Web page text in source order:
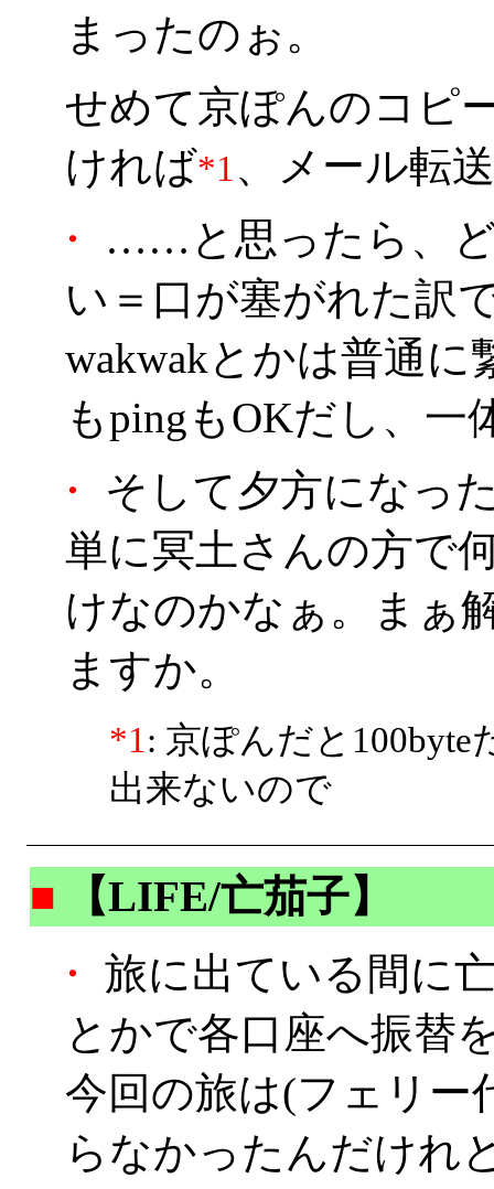
まったのぉ。
せめて京ぽんのコピ
ければ*1、メール転
・
……と思ったら、
い＝口が塞がれた訳
wakwakとかは普通に
もpingもOKだし、一
・
そして夕方になっ
単に冥土さんの方で
けなのかなぁ。まぁ
ますか。
*1: 京ぽんだと
出来ないので
■
【LIFE/亡茄子】
・
旅に出ている間に
とかで各口座へ振替
今回の旅は(フェリー
らなかったんだけれ